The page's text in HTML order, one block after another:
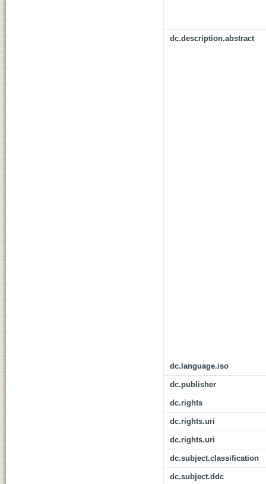
dc.description.abstract
dc.language.iso
dc.publisher
dc.rights
dc.rights.uri
dc.rights.uri
dc.subject.classification
dc.subject.ddc